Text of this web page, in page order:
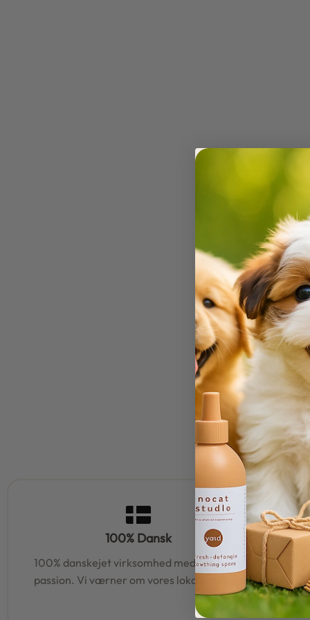
100% Dansk
100% danskejet virksomhed med hjerte og
passion. Vi værner om vores lokale rødder
95% af